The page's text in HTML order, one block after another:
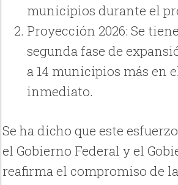
municipios durante el
Proyección 2026: Se
segunda fase de
a 14 municipios más en
inmediato.
Se ha dicho que este
el Gobierno Federal y el
reafirma el compromiso de